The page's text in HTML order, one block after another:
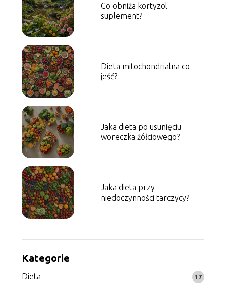
Co obniża kortyzol
suplement?
Dieta mitochondrialna co
jeść?
Jaka dieta po usunięciu
woreczka żółciowego?
Jaka dieta przy
niedoczynności tarczycy?
Kategorie
Dieta 17